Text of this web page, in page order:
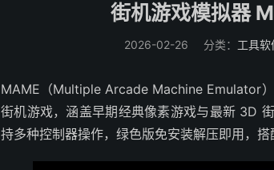
街机游戏模拟器
2026-02-26 分类： 工具软
MAME（Multiple Arcade Machine Emulator
街机游戏，涵盖早期经典像素游戏与最新 3D
持多种控制器操作，绿色版免安装解压即用，